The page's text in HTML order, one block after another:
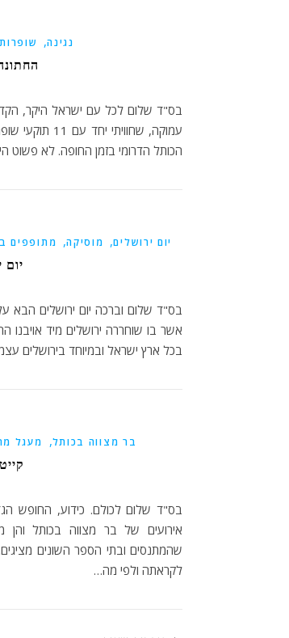
נגינה,
בס"ד שלום לכל עם ישראל היקר,
עמוקה,
הכותל הדרומי בזמן החופה. לא פשוט היה לארגן 11 תוקעי
יום ירושלים, מוסיקה, מתופפים
יום
אשר בו שוחררה ירושלים מיד אויבנו
בכל ארץ ישראל ובמיוחד בירושלים
בר מצווה בכותל, מעגל
בס"ד שלום לכולם. כידוע, החופש
אירועים של בר מצווה בכותל והן
שהמתנסים ובתי הספר השונים
לקראתה ולפי מה…